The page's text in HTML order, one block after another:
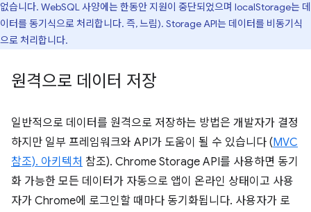
없습니다. WebSQL 사양에는 한동안 지원이 중단되었으며 localStorage는 데
이터를 동기식으로 처리합니다. 즉, 느림). Storage API는 데이터를 비동기식
으로 처리합니다.
원격으로 데이터 저장
일반적으로 데이터를 원격으로 저장하는 방법은 개발자가 결정
하지만 일부 프레임워크와 API가 도움이 될 수 있습니다 (MVC
참조). 아키텍처 참조). Chrome Storage API를 사용하면 동기
화 가능한 모든 데이터가 자동으로 앱이 온라인 상태이고 사용
자가 Chrome에 로그인할 때마다 동기화됩니다. 사용자가 로